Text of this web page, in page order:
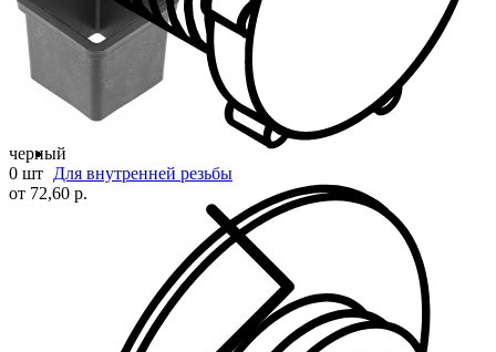
Для внутренней резьбы
черный
0 шт
от 72,60 р.